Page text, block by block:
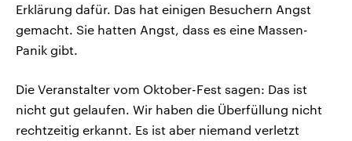
Erklärung dafür. Das hat einigen Besuchern Angst
gemacht. Sie hatten Angst, dass es eine Massen-
Panik gibt.
Die Veranstalter vom Oktober-Fest sagen: Das ist
nicht gut gelaufen. Wir haben die Überfüllung nicht
rechtzeitig erkannt. Es ist aber niemand verletzt